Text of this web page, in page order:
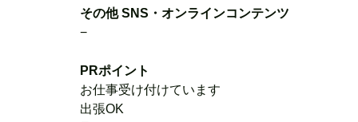
その他 SNS・オンラインコンテンツ
−
PRポイント
お仕事受け付けています
出張OK